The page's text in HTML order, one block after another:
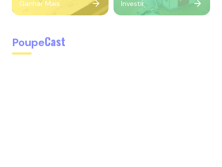
Ganhar Mais Investir
PoupeCast